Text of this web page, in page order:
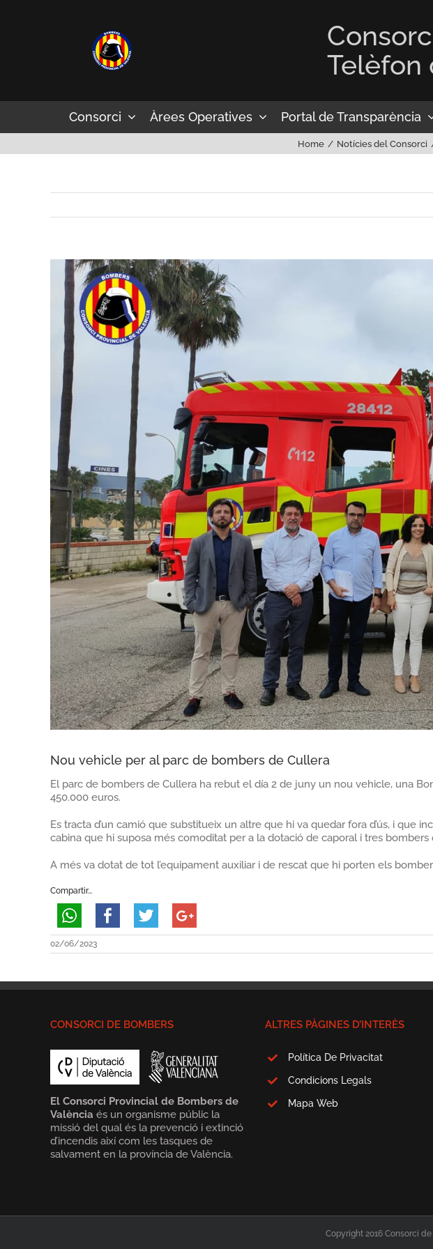
Telèfon
Consorci Àrees Operatives Portal de Transparència
Home Notícies del Consorci
View
Larger
Image
Nou vehicle per al parc de bombers de Cullera
El parc de bombers de Cullera ha rebut el día 2 de juny un nou vehicle, una
450.000 euros.
Es tracta d’un camió que substitueix un altre que hi va quedar fora d’ús, i
cabina que hi suposa més comoditat per a la dotació de caporal i tres bombers
A més va dotat de tot l’equipament auxiliar i de rescat que hi porten els
Compartir...
02/06/2023
CONSORCI DE BOMBERS
El Consorci Provincial de Bombers de
València és un organisme públic la
missió del qual és la prevenció i extinció
d’incendis així com les tasques de
salvament en la província de València.
ALTRES PÀGINES D’INTERÈS
Política De Privacitat
Condicions Legals
Mapa Web
Copyright 2016 Consorci